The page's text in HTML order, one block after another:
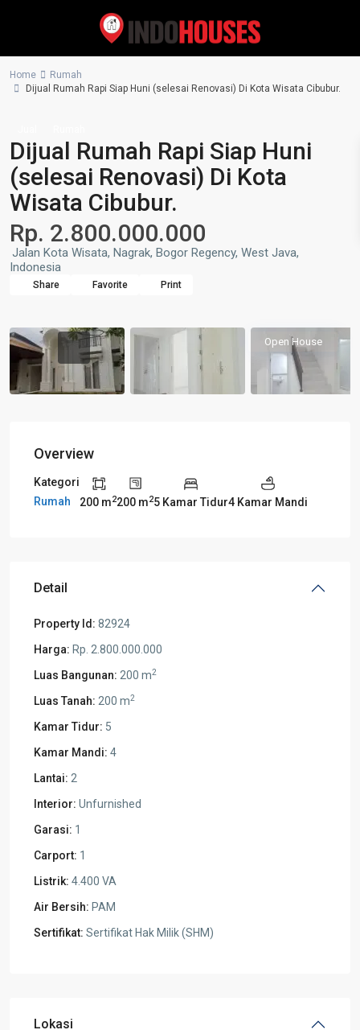
Home
Rumah
Dijual Rumah Rapi Siap Huni (selesai Renovasi) Di Kota Wisata Cibubur.
Dijual Rumah Rapi Siap Huni
(selesai Renovasi) Di Kota
Wisata Cibubur.
Rp. 2.800.000.000
Jalan Kota Wisata, Nagrak, Bogor Regency, West Java,
Indonesia
Share Favorite Print
Open House
Overview
Kategori
Rumah
200 m2200 m25 Kamar Tidur4 Kamar Mandi
Detail
Property Id: 82924
Harga: Rp. 2.800.000.000
Luas Bangunan: 200 m2
Luas Tanah: 200 m2
Kamar Tidur: 5
Kamar Mandi: 4
Lantai: 2
Interior: Unfurnished
Garasi: 1
Carport: 1
Listrik: 4.400 VA
Air Bersih: PAM
Sertifikat: Sertifikat Hak Milik (SHM)
Lokasi